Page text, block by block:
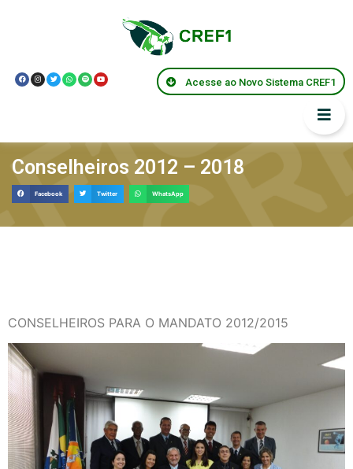
Acesse ao Novo Sistema CREF1
Conselheiros 2012 – 2018
Facebook Twitter WhatsApp
CONSELHEIROS PARA O MANDATO 2012/2015